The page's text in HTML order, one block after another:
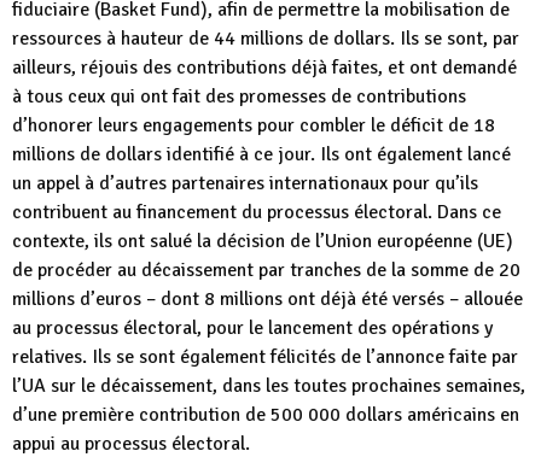
fiduciaire (Basket Fund), afin de permettre la mobilisation de
ressources à hauteur de 44 millions de dollars. Ils se sont, par
ailleurs, réjouis des contributions déjà faites, et ont demandé
à tous ceux qui ont fait des promesses de contributions
d’honorer leurs engagements pour combler le déficit de 18
millions de dollars identifié à ce jour. Ils ont également lancé
un appel à d’autres partenaires internationaux pour qu’ils
contribuent au financement du processus électoral. Dans ce
contexte, ils ont salué la décision de l’Union européenne (UE)
de procéder au décaissement par tranches de la somme de 20
millions d’euros – dont 8 millions ont déjà été versés – allouée
au processus électoral, pour le lancement des opérations y
relatives. Ils se sont également félicités de l’annonce faite par
l’UA sur le décaissement, dans les toutes prochaines semaines,
d’une première contribution de 500 000 dollars américains en
appui au processus électoral.